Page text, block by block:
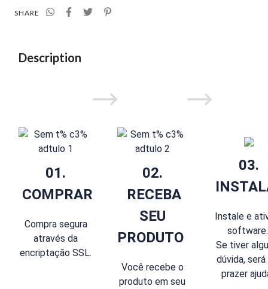
SHARE
Description
01.
COMPRAR
Compra segura
através da
encriptação SSL.
02.
RECEBA
SEU
PRODUTO
Você recebe o
produto em seu
03.
Instale e
Se tiver
dúvida, será
prazer